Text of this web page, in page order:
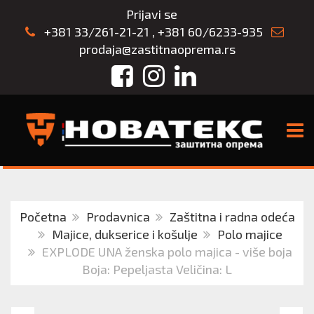
Prijavi se
+381 33/261-21-21 , +381 60/6233-935
prodaja@zastitnaoprema.rs
FacebookInstagram
LinkedIn
Početna Prodavnica
Zaštitna i radna odeća
Majice, dukserice i košulje
Polo majice
EXPLODE UNA ženska polo majica - više boja
Boja: Pepeljasta Veličina: L